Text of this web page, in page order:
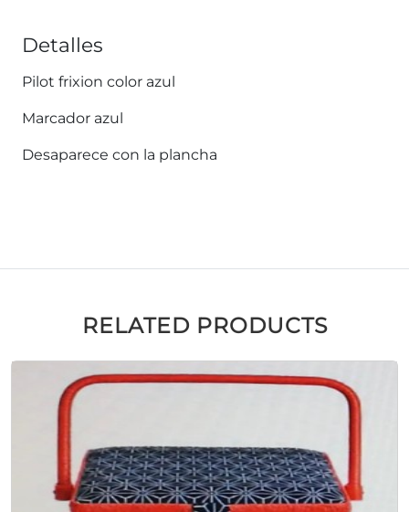
Detalles
Pilot frixion color azul
Marcador azul
Desaparece con la plancha
RELATED PRODUCTS